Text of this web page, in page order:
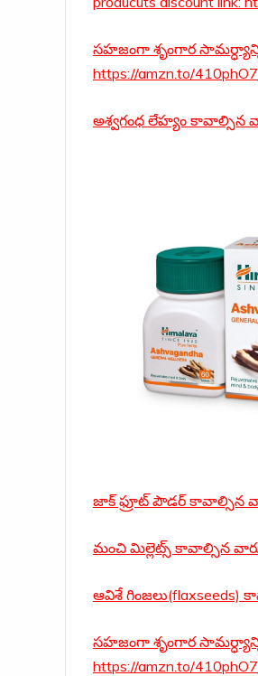
సహజంగా శృంగార
https://amzn.to/410phO7
అశ్వగంధ లేహ్యం కావాల్సిన
జాక్ ఫ్రూట్ పౌడర్ కావాల్సిన
మంచి మిల్లెట్స్ కావాల్సిన వారు
ఆవిశే గింజలు(flaxseeds)
సహజంగా శృంగార
https://amzn.to/410phO7